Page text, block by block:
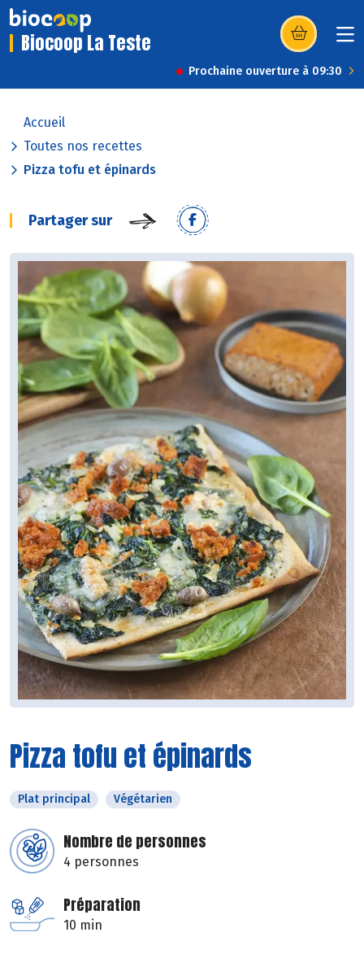
Biocoop La Teste (s’ouvre dans
Prochaine ouverture à 09:30
Accueil
Toutes nos recettes
Pizza tofu et épinards
Partager sur
Pizza tofu et épinards
Plat principal Végétarien
Nombre de personnes
4 personnes
Préparation
10 min